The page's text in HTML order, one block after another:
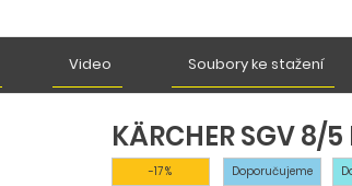
Video Soubory ke stažení
KÄRCHER SGV 8/
-17 % Doporučujeme